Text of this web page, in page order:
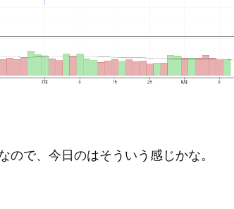
で、今日のはそういう感じかな。